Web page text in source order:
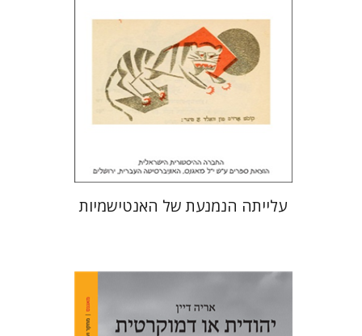
הנחת אתר ספר מודפס
$32
עלייתה הנמנעת של האנטישמיות